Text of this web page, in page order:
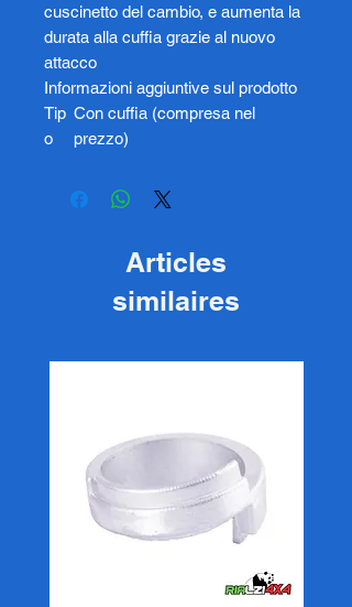
cuscinetto del cambio, e aumenta la
durata alla cuffia grazie al nuovo
attacco
Informazioni aggiuntive sul prodotto
Tip
o
Con cuffia (compresa nel
prezzo)
Articles
similaires